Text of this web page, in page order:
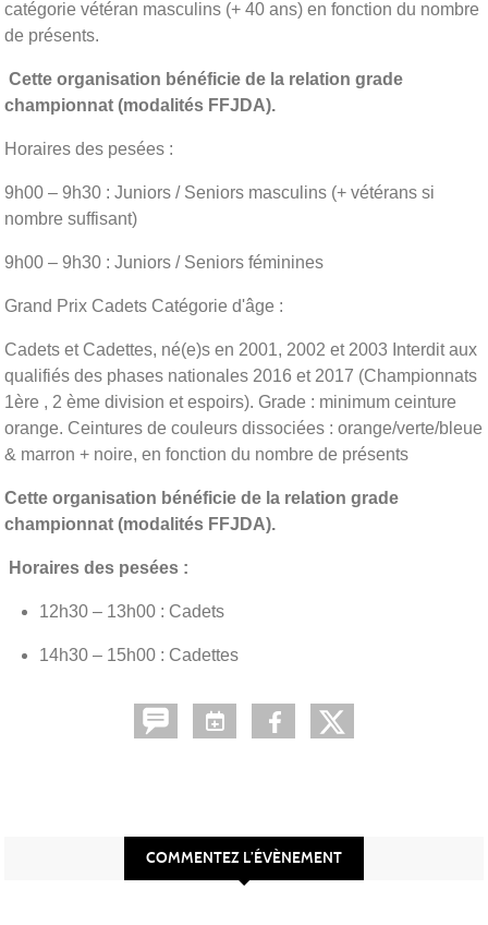
catégorie vétéran masculins (+ 40 ans) en fonction du nombre
de présents.
Cette organisation bénéficie de la relation grade
championnat (modalités FFJDA).
Horaires des pesées :
9h00 – 9h30 : Juniors / Seniors masculins (+ vétérans si
nombre suffisant)
9h00 – 9h30 : Juniors / Seniors féminines
Grand Prix Cadets Catégorie d'âge :
Cadets et Cadettes, né(e)s en 2001, 2002 et 2003 Interdit aux
qualifiés des phases nationales 2016 et 2017 (Championnats
1ère , 2 ème division et espoirs). Grade : minimum ceinture
orange. Ceintures de couleurs dissociées : orange/verte/bleue
& marron + noire, en fonction du nombre de présents
Cette organisation bénéficie de la relation grade
championnat (modalités FFJDA).
Horaires des pesées :
12h30 – 13h00 : Cadets
14h30 – 15h00 : Cadettes
COMMENTEZ L’ÉVÈNEMENT